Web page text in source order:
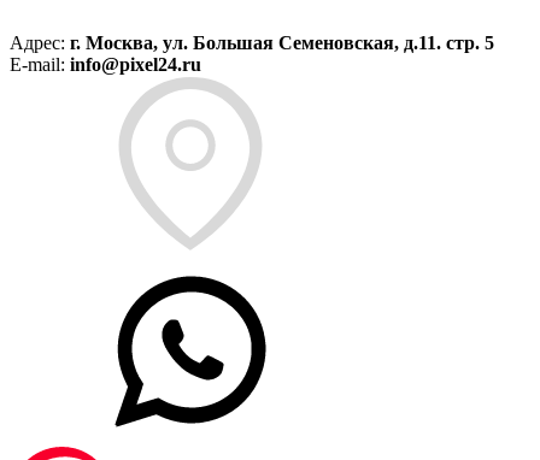
Адрес: г. Москва, ул. Большая Семеновская, д.11. стр. 5
E-mail: info@pixel24.ru